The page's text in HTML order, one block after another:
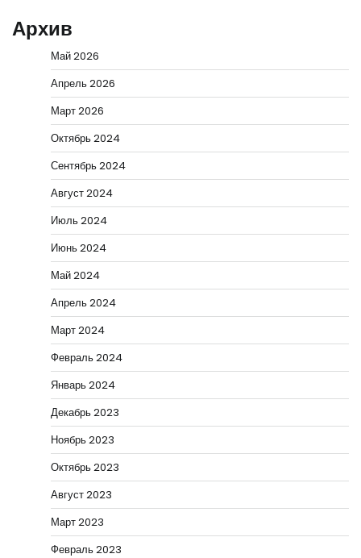
Архив
Май 2026
Апрель 2026
Март 2026
Октябрь 2024
Сентябрь 2024
Август 2024
Июль 2024
Июнь 2024
Май 2024
Апрель 2024
Март 2024
Февраль 2024
Январь 2024
Декабрь 2023
Ноябрь 2023
Октябрь 2023
Август 2023
Март 2023
Февраль 2023